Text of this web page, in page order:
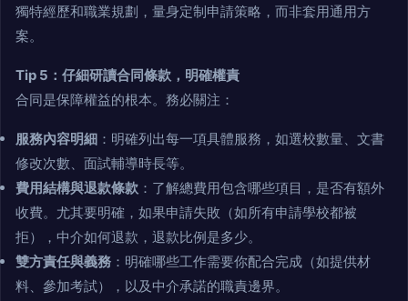
獨特經歷和職業規劃，量身定制申請策略，而非套用通用方
案。
Tip 5：仔細研讀合同條款，明確權責
合同是保障權益的根本。務必關注：
服務內容明細 ：明確列出每一項具體服務，如選校數量、文書
修改次數、面試輔導時長等。
費用結構與退款條款 ：了解總費用包含哪些項目，是否有額外
收費。尤其要明確，如果申請失敗（如所有申請學校都被
拒），中介如何退款，退款比例是多少。
雙方責任與義務 ：明確哪些工作需要你配合完成（如提供材
料、參加考試），以及中介承諾的職責邊界。